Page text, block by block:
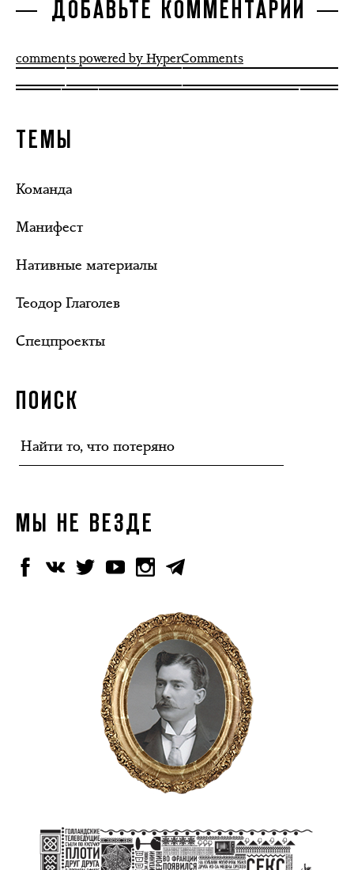
ДОБАВЬТЕ КОММЕНТАРИЙ
comments powered by HyperComments
ТЕМЫ
Команда
Манифест
Нативные материалы
Теодор Глаголев
Спецпроекты
ПОИСК
МЫ НЕ ВЕЗДЕ